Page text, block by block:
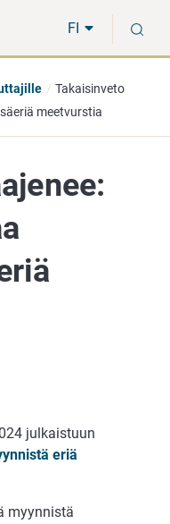
FI
Takaisinveto
meetvurstia
julkaistuun
eriä
myynnistä